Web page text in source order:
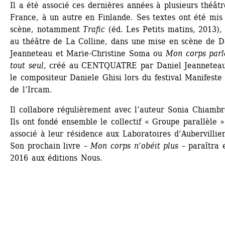
Il a été associé ces dernières années à plusieurs
France, à un autre en Finlande. Ses textes ont été mis
scène, notamment Trafic (éd. Les Petits matins, 2013),
au théâtre de La Colline, dans une mise en scène de
Jeanneteau et Marie-Christine Soma ou Mon corps
tout seul, créé au CENTQUATRE par Daniel
le compositeur Daniele Ghisi lors du festival Manifeste
de l’Ircam.
Il collabore régulièrement avec l’auteur Sonia
Ils ont fondé ensemble le collectif « Groupe parallèle »
associé à leur résidence aux Laboratoires
Son prochain livre – Mon corps n’obéit plus – paraîtra
2016 aux éditions Nous.